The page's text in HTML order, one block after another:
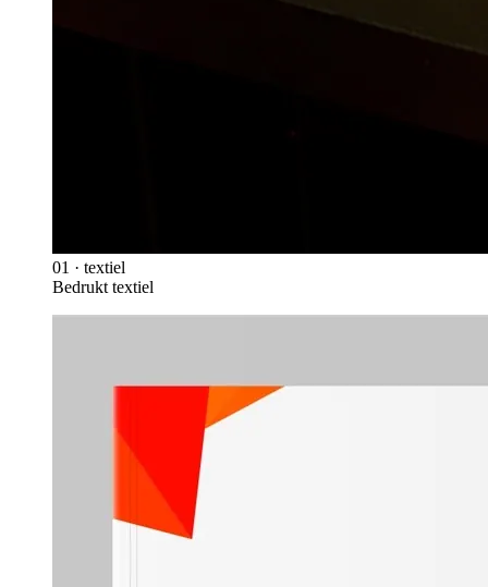
01 · textiel
Bedrukt textiel